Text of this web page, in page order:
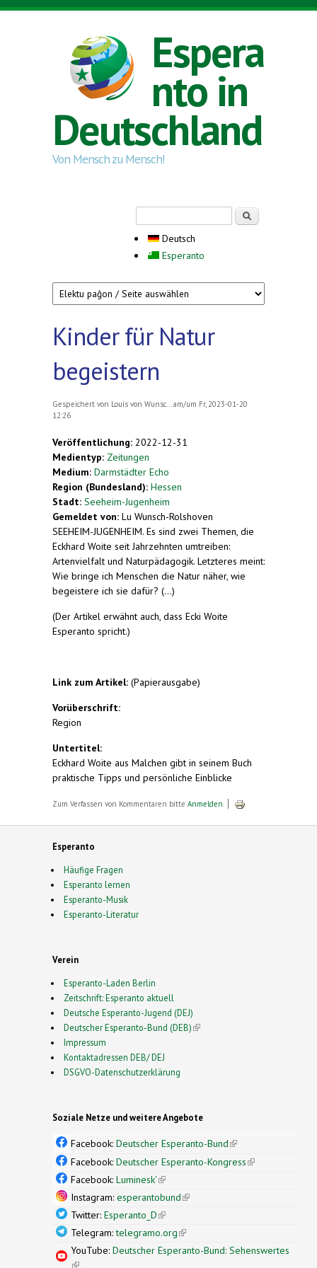
Direkt zum Inhalt
Espera
nto in
Deutschland
Von Mensch zu Mensch!
Deutsch
Esperanto
Kinder für Natur
begeistern
Gespeichert von Louis von Wunsc...
am/um Fr, 2023-01-20
12:26
Veröffentlichung: 2022-12-31
Medientyp: Zeitungen
Medium: Darmstädter Echo
Region (Bundesland): Hessen
Stadt: Seeheim-Jugenheim
Gemeldet von: Lu Wunsch-Rolshoven
SEEHEIM-JUGENHEIM. Es sind zwei Themen, die
Eckhard Woite seit Jahrzehnten umtreiben:
Artenvielfalt und Naturpädagogik. Letzteres meint:
Wie bringe ich Menschen die Natur näher, wie
begeistere ich sie dafür? (...)
(Der Artikel erwähnt auch, dass Ecki Woite
Esperanto spricht.)
Link zum Artikel: (Papierausgabe)
Vorüberschrift:
Region
Untertitel:
Eckhard Woite aus Malchen gibt in seinem Buch
praktische Tipps und persönliche Einblicke
Zum Verfassen von Kommentaren bitte Anmelden
Esperanto
Häufige Fragen
Esperanto lernen
Esperanto-Musik
Esperanto-Literatur
Verein
Esperanto-Laden Berlin
Zeitschrift: Esperanto aktuell
Deutsche Esperanto-Jugend (DEJ)
Deutscher Esperanto-Bund (DEB)(link is external)
Impressum
Kontaktadressen DEB/ DEJ
DSGVO-Datenschutzerklärung
Soziale Netze und weitere Angebote
Facebook: Deutscher Esperanto-Bund(link is
external)
Facebook: Deutscher Esperanto-Kongress(link is
Facebook: Luminesk'(link is external)
Instagram: esperantobund(link is external)
Twitter: Esperanto_D(link is external)
Telegram:telegramo.org(link is external)
YouTube: Deutscher Esperanto-Bund: Sehenswertes
(link is external)